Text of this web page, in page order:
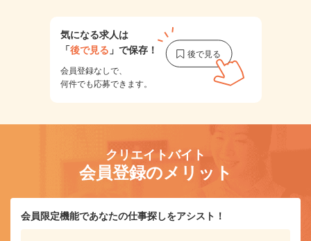
気になる求人は
「後で見る 」で保存！
会員登録なしで、
何件でも応募できます。
クリエイトバイト
会員登録のメリット
会員限定機能であなたの仕事探しをアシスト！